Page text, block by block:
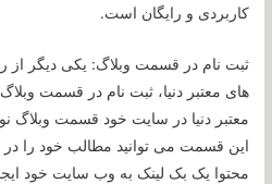
کاربردی و رایگان است.
ثبت نام در قسمت وبلاگ: یکی دیگر از
های معتبر دنیا، ثبت نام در قسمت
معتبر دنیا در سایت خود قسمت وبلاگ
این قسمت می توانید مطالب خود را در
محتوا یک بک لینک به وب سایت خود